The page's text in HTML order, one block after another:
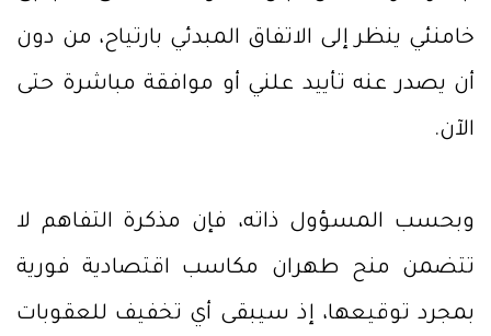
خامنئي ينظر إلى الاتفاق المبدئي بارتياح، من دون
أن يصدر عنه تأييد علني أو موافقة مباشرة حتى
الآن.
وبحسب المسؤول ذاته، فإن مذكرة التفاهم لا
تتضمن منح طهران مكاسب اقتصادية فورية
بمجرد توقيعها، إذ سيبقى أي تخفيف للعقوبات